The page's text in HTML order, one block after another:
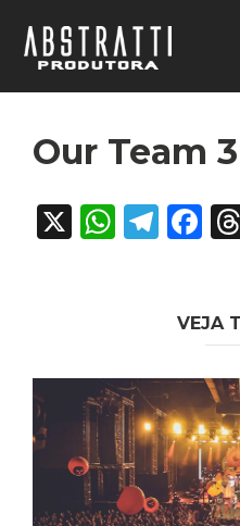
Our Team 3
X
VEJA